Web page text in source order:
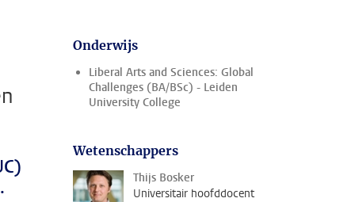
Onderwijs
Liberal Arts and Sciences: Global
Challenges (BA/BSc) - Leiden
University College
Wetenschappers
Thijs Bosker
Universitair hoofddocent